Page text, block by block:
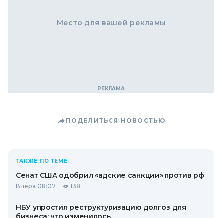
Место для вашей рекламы
ПОДЕЛИТЬСЯ НОВОСТЬЮ
ТАКЖЕ ПО ТЕМЕ
Сенат США одобрил «адские санкции» против рф
Вчера 08:07 138
НБУ упростил реструктуризацию долгов для
бизнеса: что изменилось